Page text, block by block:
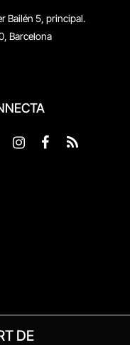
Bailén 5, principal.
Barcelona
InstagramFacebook
RSS
DE